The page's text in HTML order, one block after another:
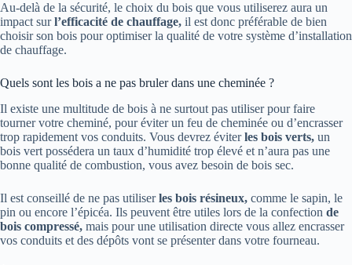
Au-delà de la sécurité, le choix du bois que vous utiliserez aura un
impact surl’efficacité de chauffage, il est donc préférable de bien
choisir son bois pour optimiser la qualité de votre système d’installation
de chauffage.
Quels sont les bois a ne pas bruler dans une cheminée ?
Il existe une multitude de bois à ne surtout pas utiliser pour faire
tourner votre cheminé, pour éviter un feu de cheminée ou d’encrasser
trop rapidement vos conduits. Vous devrez éviterles bois verts, un
bois vert possédera un taux d’humidité trop élevé et n’aura pas une
bonne qualité de combustion, vous avez besoin de bois sec.
Il est conseillé de ne pas utiliserles bois résineux, comme le sapin, le
pin ou encore l’épicéa. Ils peuvent être utiles lors de la confection de
bois compressé, mais pour une utilisation directe vous allez encrasser
vos conduits et des dépôts vont se présenter dans votre fourneau.